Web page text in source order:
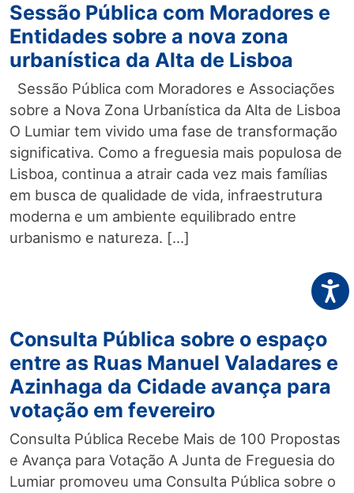
Sessão Pública com Moradores e
Entidades sobre a nova zona
urbanística da Alta de Lisboa
Sessão Pública com Moradores e Associações
sobre a Nova Zona Urbanística da Alta de Lisboa
O Lumiar tem vivido uma fase de transformação
significativa. Como a freguesia mais populosa de
Lisboa, continua a atrair cada vez mais famílias
em busca de qualidade de vida, infraestrutura
moderna e um ambiente equilibrado entre
urbanismo e natureza. […]
Consulta Pública sobre o espaço
entre as Ruas Manuel Valadares e
Azinhaga da Cidade avança para
votação em fevereiro
Consulta Pública Recebe Mais de 100 Propostas
e Avança para Votação A Junta de Freguesia do
Lumiar promoveu uma Consulta Pública sobre o